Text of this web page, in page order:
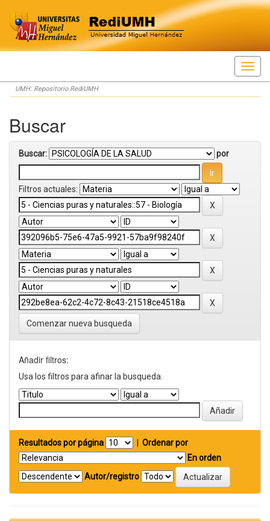
Skip
navigation
UMH: Repositorio RediUMH
Buscar
Buscar: por
Filtros actuales:
Comenzar nueva busqueda
Añadir filtros:
Usa los filtros para afinar la busqueda.
Resultados por página
Ordenar por
En orden
Autor/registro